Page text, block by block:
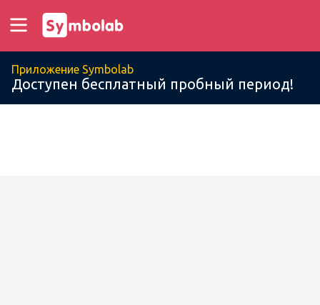
Приложение Symbolab
Доступен бесплатный пробный период!